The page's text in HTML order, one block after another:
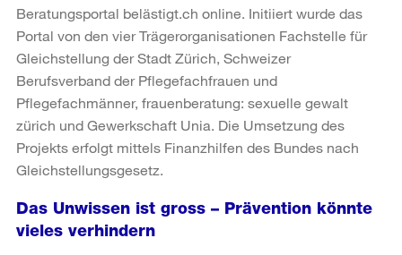
Beratungsportal belästigt.ch online. Initiiert wurde das
Portal von den vier Trägerorganisationen Fachstelle für
Gleichstellung der Stadt Zürich, Schweizer
Berufsverband der Pflegefachfrauen und
Pflegefachmänner, frauenberatung: sexuelle gewalt
zürich und Gewerkschaft Unia. Die Umsetzung des
Projekts erfolgt mittels Finanzhilfen des Bundes nach
Gleichstellungsgesetz.
Das Unwissen ist gross – Prävention könnte
vieles verhindern